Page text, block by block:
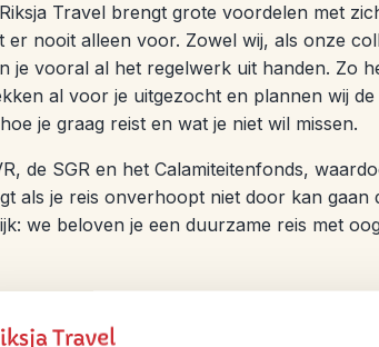
Travel brengt grote voordelen met
er nooit alleen voor. Zowel wij, als onze
je vooral al het regelwerk uit handen. Zo
al voor je uitgezocht en plannen wij
je graag reist en wat je niet wil missen.
de SGR en het Calamiteitenfonds,
als je reis onverhoopt niet door kan gaan
we beloven je een duurzame reis met